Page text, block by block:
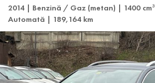
2014 | Benzină / Gaz (metan) | 1400 cm3
Automată | 189,164 km